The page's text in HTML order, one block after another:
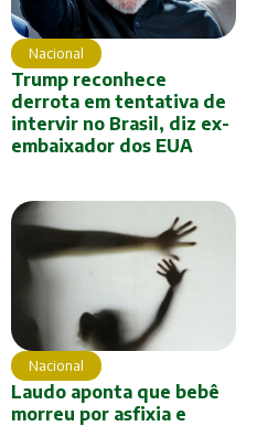
Nacional
Trump reconhece
derrota em tentativa de
intervir no Brasil, diz ex-
embaixador dos EUA
Nacional
Laudo aponta que bebê
morreu por asfixia e